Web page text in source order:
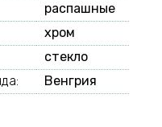
распашные
хром
стекло
Венгрия